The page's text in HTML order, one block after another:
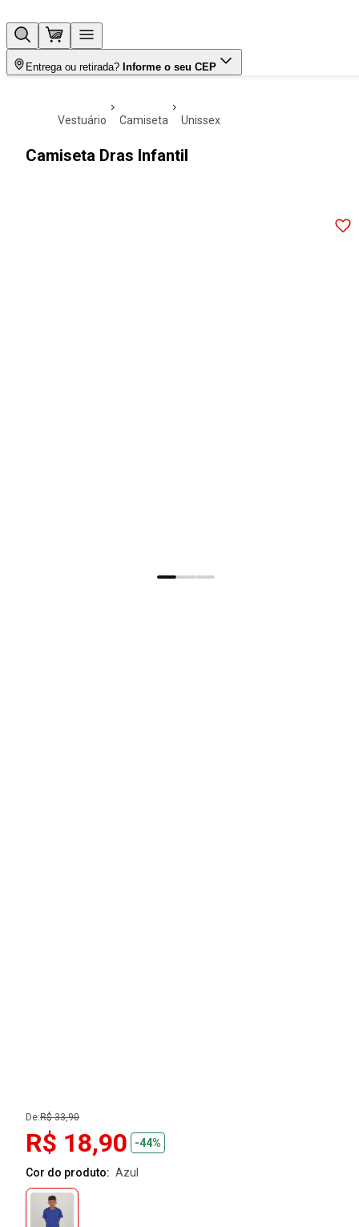
Entrega ou retirada? Informe o seu CEP
vestuário camiseta unissex
Camiseta Dras Infantil
De:R$ 33,90
R$ 18,90 -44%
Cor do produto: azul